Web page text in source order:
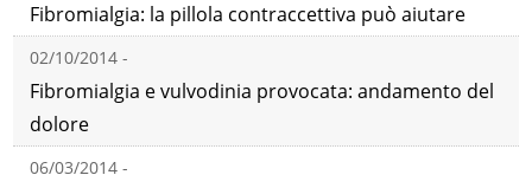
Fibromialgia: la pillola contraccettiva può aiutare
02/10/2014 -
Fibromialgia e vulvodinia provocata: andamento del
dolore
06/03/2014 -